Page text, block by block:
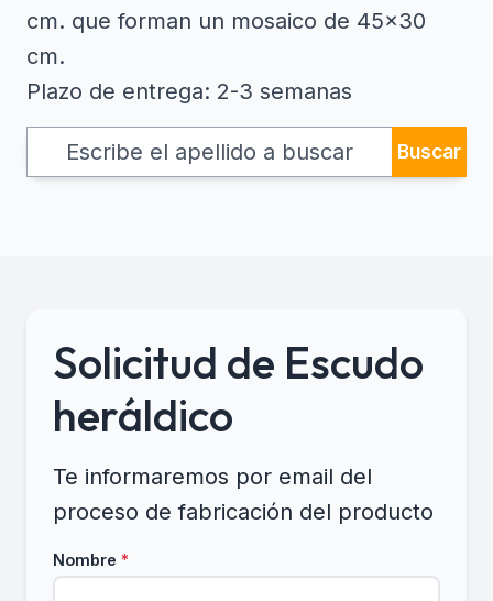
cm. que forman un mosaico de 45x30
cm.
Plazo de entrega: 2-3 semanas
Buscar
Solicitud de Escudo
heráldico
Te informaremos por email del
proceso de fabricación del producto
Nombre *